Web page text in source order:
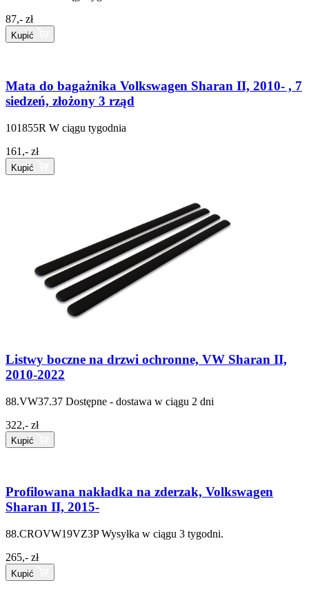
87,- zł
Kupić
Mata do bagażnika Volkswagen Sharan II, 2010- , 7
siedzeń, złożony 3 rząd
101855R W ciągu tygodnia
161,- zł
Kupić
Listwy boczne na drzwi ochronne, VW Sharan II,
2010-2022
88.VW37.37 Dostępne - dostawa w ciągu 2 dni
322,- zł
Kupić
Profilowana nakładka na zderzak, Volkswagen
Sharan II, 2015-
88.CROVW19VZ3P Wysyłka w ciągu 3 tygodni.
265,- zł
Kupić